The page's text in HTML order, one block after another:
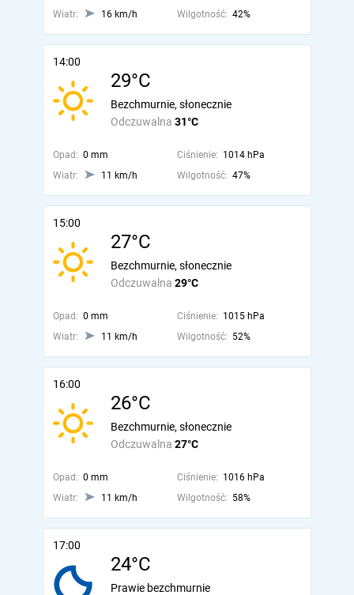
Wiatr:
16 km/h Wilgotność: 42%
14:00
29°C
Odczuwalna 31°C
Bezchmurnie, słonecznie
Opad: 0 mm Ciśnienie: 1014 hPa
Wiatr:
11 km/h Wilgotność: 47%
15:00
27°C
Odczuwalna 29°C
Bezchmurnie, słonecznie
Opad: 0 mm Ciśnienie: 1015 hPa
Wiatr:
11 km/h Wilgotność: 52%
16:00
26°C
Odczuwalna 27°C
Bezchmurnie, słonecznie
Opad: 0 mm Ciśnienie: 1016 hPa
Wiatr:
11 km/h Wilgotność: 58%
17:00
24°C
Prawie bezchmurnie